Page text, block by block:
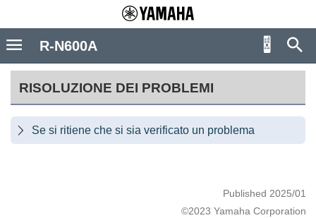
RISOLUZIONE DEI PROBLEMI
 Se si ritiene che si sia verificato un problema
Published 2025/01
©2023 Yamaha Corporation
R-N600A